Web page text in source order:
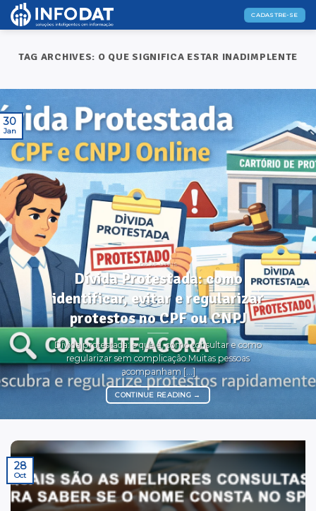
Skip
CADASTRE-SE
TAG ARCHIVES: O QUE SIGNIFICA ESTAR INADIMPLENTE
DICAS ÚTEIS
Dívida Protestada: como
identificar, evitar e regularizar
protestos no CPF ou CNPJ
Dívida protestada: o que é, como consultar e como
regularizar sem complicação Muitas pessoas
acompanham [...]
CONTINUE READING →
30
Jan
28
Oct